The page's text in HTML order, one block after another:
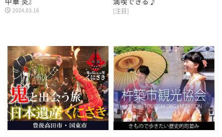
2024.03.16 [注目]